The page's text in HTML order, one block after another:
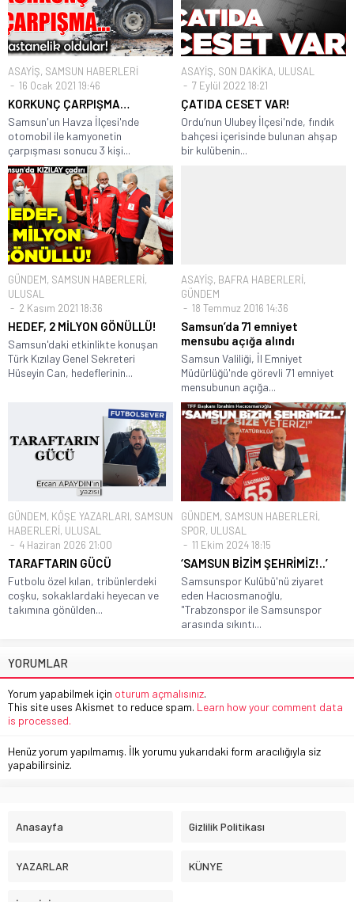
ASAYİŞ, SAMSUN HABERLERİ
16 Ocak 2021 19:46
KORKUNÇ ÇARPIŞMA…
Samsun'un Havza İlçesi'nde
otomobil ile kamyonetin
çarpışması sonucu 3 kişi...
ASAYİŞ, SON DAKİKA, ULUSAL
7 Eylül 2022 18:21
ÇATIDA CESET VAR!
Ordu’nun Ulubey İlçesi'nde, fındık
bahçesi içerisinde bulunan ahşap
bir kulübenin...
GÜNDEM, SAMSUN HABERLERİ,
ULUSAL
2 Kasım 2021 18:36
HEDEF, 2 MİLYON GÖNÜLLÜ!
Samsun'daki etkinlikte konuşan
Türk Kızılay Genel Sekreteri
Hüseyin Can, hedeflerinin...
ASAYİŞ, BAFRA HABERLERİ,
GÜNDEM
18 Temmuz 2016 14:36
Samsun’da 71 emniyet
mensubu açığa alındı
Samsun Valiliği, İl Emniyet
Müdürlüğü'nde görevli 71 emniyet
mensubunun açığa...
GÜNDEM, KÖŞE YAZARLARI, SAMSUN
HABERLERİ, ULUSAL
4 Haziran 2026 21:00
TARAFTARIN GÜCÜ
Futbolu özel kılan, tribünlerdeki
coşku, sokaklardaki heyecan ve
takımına gönülden...
GÜNDEM, SAMSUN HABERLERİ,
SPOR, ULUSAL
11 Ekim 2024 18:15
‘SAMSUN BİZİM ŞEHRİMİZ!..’
Samsunspor Kulübü'nü ziyaret
eden Hacıosmanoğlu,
"Trabzonspor ile Samsunspor
arasında sıkıntı...
YORUMLAR
Yorum yapabilmek için oturum açmalısınız.
This site uses Akismet to reduce spam. Learn how your comment data
is processed.
Henüz yorum yapılmamış. İlk yorumu yukarıdaki form aracılığıyla siz
yapabilirsiniz.
Anasayfa Gizlilik Politikası
YAZARLAR KÜNYE